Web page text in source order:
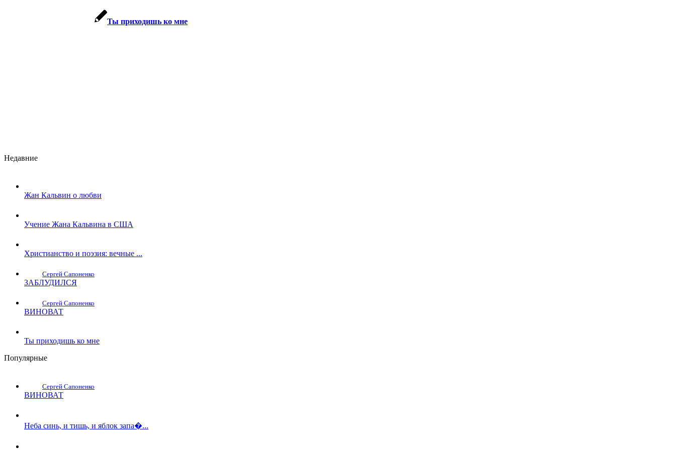
Ты приходишь ко мне
Недавние
Жан Кальвин о любви
Учение Жана Кальвина в США
Христианство и поэзия: вечные ...
Сергей Сапоненко
ЗАБЛУДИЛСЯ
Сергей Сапоненко
ВИНОВАТ
Ты приходишь ко мне
Популярные
Сергей Сапоненко
ВИНОВАТ
Неба синь, и тишь, и яблок запа�...